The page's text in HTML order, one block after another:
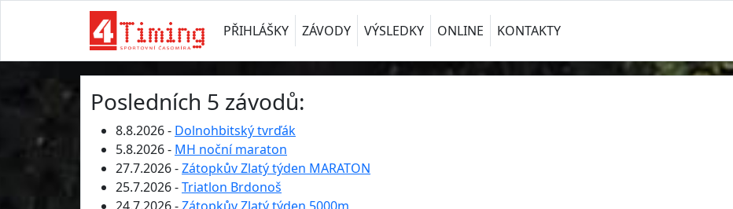
PŘIHLÁŠKY ZÁVODY VÝSLEDKY ONLINE KONTAKTY
Posledních 5 závodů:
8.8.2026 - Dolnohbitský tvrďák
5.8.2026 - MH noční maraton
27.7.2026 -Zátopkův Zlatý týden MARATON
25.7.2026 -Triatlon Brdonoš